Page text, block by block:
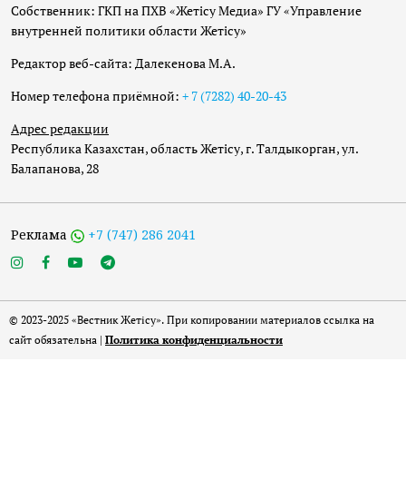
Собственник: ГКП на ПХВ «Жетісу Медиа» ГУ «Управление
внутренней политики области Жетісу»
Редактор веб-сайта: Далекенова М.А.
Номер телефона приёмной: + 7 (7282) 40-20-43
Адрес редакции
Республика Казахстан, область Жетісу, г. Талдыкорган, ул.
Балапанова, 28
Реклама +7 (747) 286 2041
© 2023-2025 «Вестник Жетісу». При копировании материалов ссылка на
сайт обязательна | Политика конфиденциальности